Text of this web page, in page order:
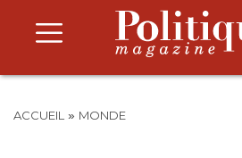
ACCUEIL » MONDE